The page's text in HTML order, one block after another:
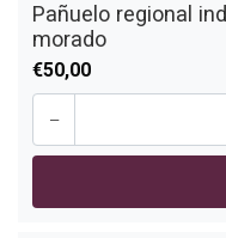
Pañuelo regional
morado
€50,00
-